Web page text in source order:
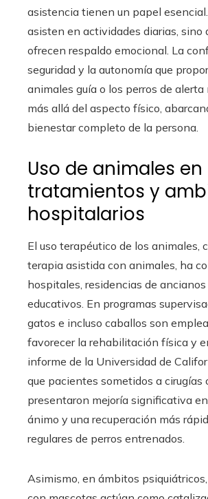
asistencia tienen un papel
asisten en actividades diarias, sino
ofrecen respaldo emocional. La
seguridad y la autonomía que
animales guía o los perros de alerta
más allá del aspecto físico,
bienestar completo de la persona.
Uso de animales en
tratamientos y
hospitalarios
El uso terapéutico de los animales,
terapia asistida con animales, ha
hospitales, residencias de
educativos. En programas
gatos e incluso caballos son
favorecer la rehabilitación física y
informe de la Universidad de
que pacientes sometidos a cirugías
presentaron mejoría significativa
ánimo y una recuperación más
regulares de perros entrenados.
Asimismo, en ámbitos